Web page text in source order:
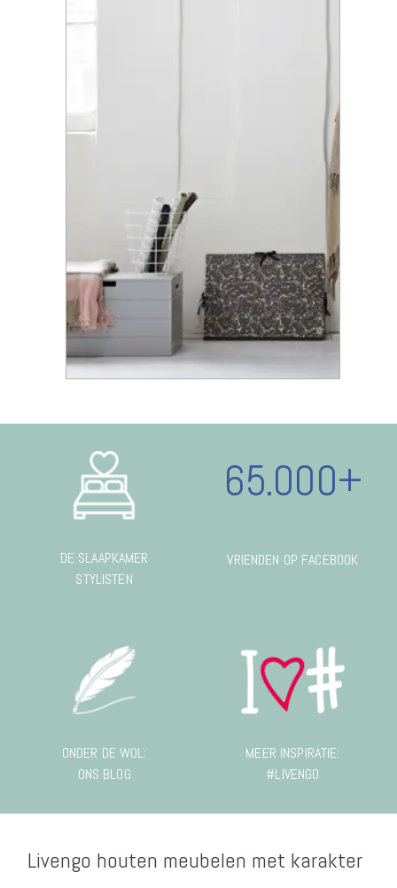
DE SLAAPKAMER
STYLISTEN
65.000+
VRIENDEN OP FACEBOOK
ONDER DE WOL:
ONS BLOG
MEER INSPIRATIE:
#LIVENGO
Livengo houten meubelen met karakter